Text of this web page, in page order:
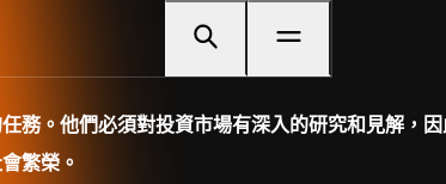
務。他們必須對投資市場有深入的研究和見解，
繁榮。